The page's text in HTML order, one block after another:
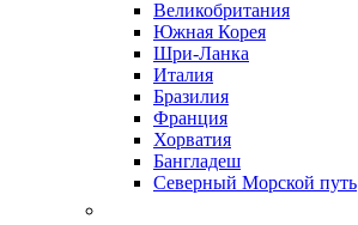
Великобритания
Южная Корея
Шри-Ланка
Италия
Бразилия
Франция
Хорватия
Бангладеш
Северный Морской путь